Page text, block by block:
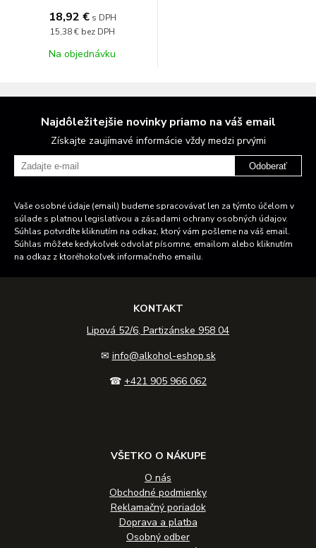
18,92 € s DPH
15,38 € bez DPH
Na objednávku
Najdôležitejšie novinky priamo na váš email
Získajte zaujímavé informácie vždy medzi prvými
Odoberať
Vaše osobné údaje (email) budeme spracovávať len za týmto účelom v
súlade s platnou legislatívou a zásadami ochrany osobných údajov.
Súhlas potvrdíte kliknutím na odkaz, ktorý vám pošleme na váš email.
Súhlas môžete kedykoľvek odvolať písomne, emailom alebo kliknutím
na odkaz z ktoréhokoľvek informačného emailu.
KONTAKT
Lipová 52/6, Partizánske 958 04
✉ info@alkohol-eshop.sk
☎ +421 905 966 062
VŠETKO O NÁKUPE
O nás
Obchodné podmienky
Reklamačný poriadok
Doprava a platba
Osobný odber